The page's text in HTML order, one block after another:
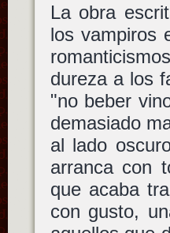
La obra
los vampiros
dureza a los
"no beber
demasiado
al lado
arranca con
que acaba
con gusto,